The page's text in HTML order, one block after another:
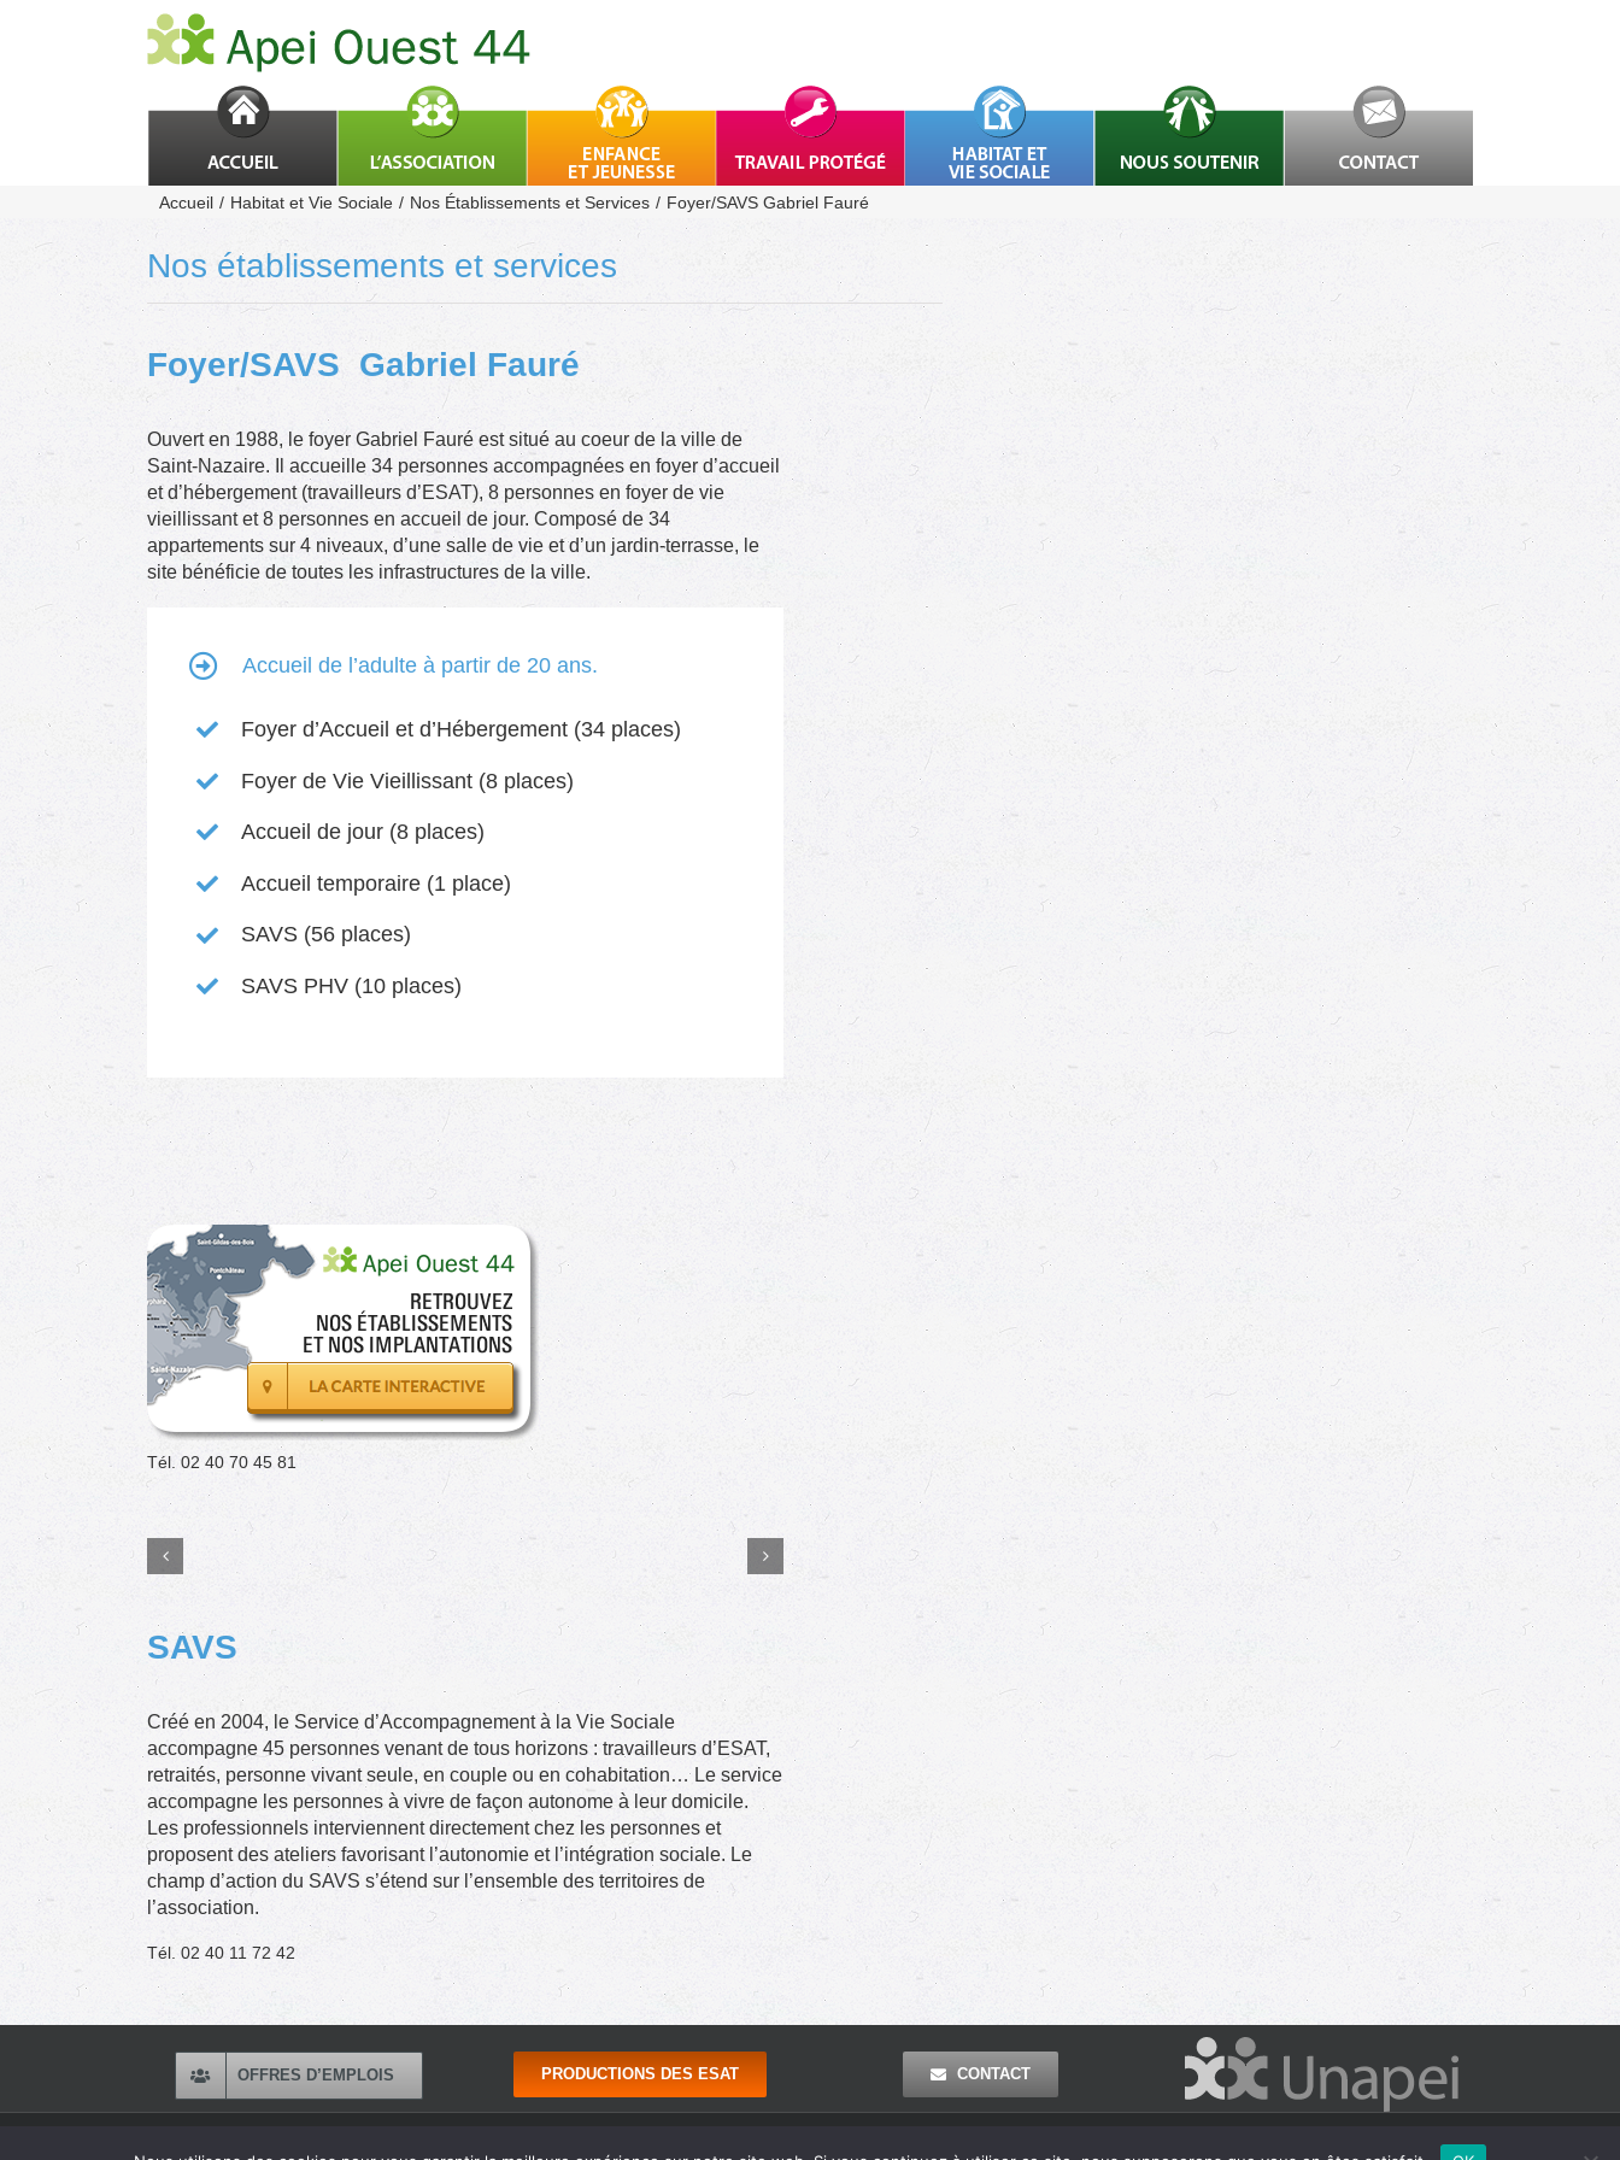
Accueil Habitat et Vie Sociale Nos Établissements et Services Foyer/SAVS Gabriel Fauré
Nos établissements et services
Foyer/SAVS Gabriel Fauré
Ouvert en 1988, le foyer Gabriel Fauré est situé au coeur de la ville de
Saint-Nazaire. Il accueille 34 personnes accompagnées en foyer d’accueil
et d’hébergement (travailleurs d’ESAT), 8 personnes en foyer de vie
vieillissant et 8 personnes en accueil de jour. Composé de 34
appartements sur 4 niveaux, d’une salle de vie et d’un jardin-terrasse, le
site bénéficie de toutes les infrastructures de la ville.
Accueil de l’adulte à partir de 20 ans.
Foyer d’Accueil et d’Hébergement (34 places)
Foyer de Vie Vieillissant (8 places)
Accueil de jour (8 places)
Accueil temporaire (1 place)
SAVS (56 places)
SAVS PHV (10 places)
Tél. 02 40 70 45 81
SAVS
Créé en 2004, le Service d’Accompagnement à la Vie Sociale
accompagne 45 personnes venant de tous horizons : travailleurs d’ESAT,
retraités, personne vivant seule, en couple ou en cohabitation… Le service
accompagne les personnes à vivre de façon autonome à leur domicile.
Les professionnels interviennent directement chez les personnes et
proposent des ateliers favorisant l’autonomie et l’intégration sociale. Le
champ d’action du SAVS s’étend sur l’ensemble des territoires de
l’association.
Tél. 02 40 11 72 42
OFFRES D’EMPLOIS PRODUCTIONS DES ESAT CONTACT